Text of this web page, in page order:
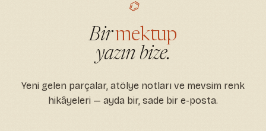
⌬
Birmektup
yazın bize.
Yeni gelen parçalar, atölye notları ve mevsim renk
hikâyeleri — ayda bir, sade bir e-posta.